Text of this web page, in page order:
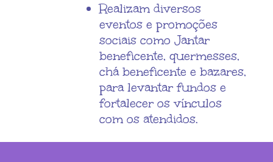
Realizam diversos
eventos e promoções
sociais como Jantar
beneficente, quermesses,
chá beneficente e bazares,
para levantar fundos e
fortalecer os vínculos
com os atendidos.